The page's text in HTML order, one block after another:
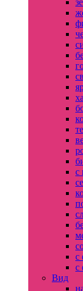
с
с
с
Вид